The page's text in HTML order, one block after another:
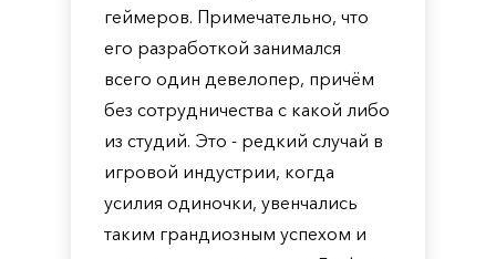
геймеров. Примечательно, что
его разработкой занимался
всего один девелопер, причём
без сотрудничества с какой либо
из студий. Это - редкий случай в
игровой индустрии, когда
усилия одиночки, увенчались
таким грандиозным успехом и